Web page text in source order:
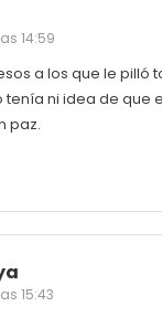
14:59
a los que le pilló
tenía ni idea de que
paz.
15:43